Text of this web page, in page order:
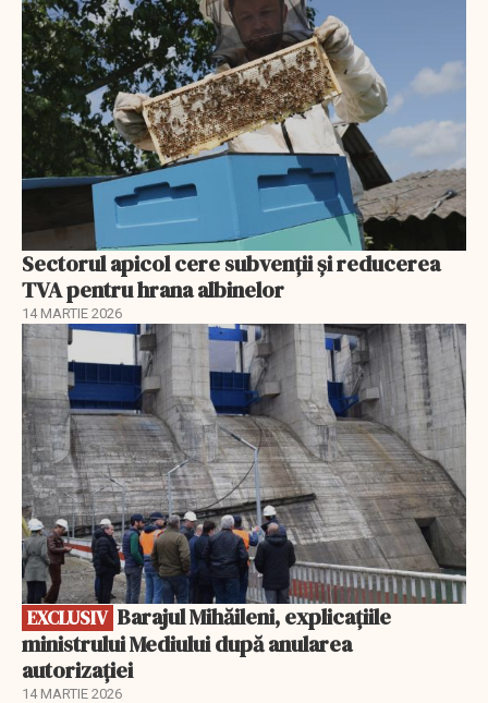
Sectorul apicol cere subvenții și reducerea
TVA pentru hrana albinelor
14 MARTIE 2026
EXCLUSIV
EXCLUSIV
ministrului Mediului după anularea
autorizației
14 MARTIE 2026